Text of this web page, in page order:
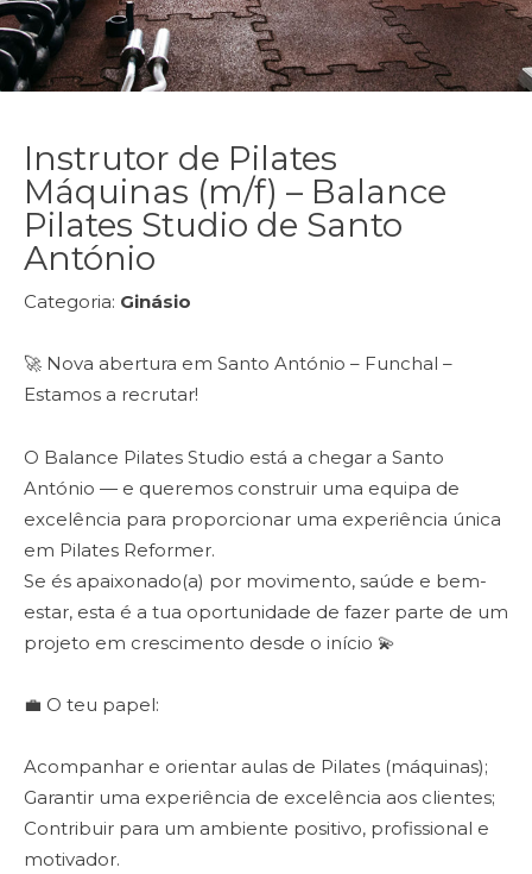
Instrutor de Pilates
Máquinas (m/f) – Balance
Pilates Studio de Santo
António
Categoria: Ginásio
🚀 Nova abertura em Santo António – Funchal –
Estamos a recrutar!
O Balance Pilates Studio está a chegar a Santo
António — e queremos construir uma equipa de
excelência para proporcionar uma experiência única
em Pilates Reformer.
Se és apaixonado(a) por movimento, saúde e bem-
estar, esta é a tua oportunidade de fazer parte de um
projeto em crescimento desde o início 💫
💼 O teu papel:
Acompanhar e orientar aulas de Pilates (máquinas);
Garantir uma experiência de excelência aos clientes;
Contribuir para um ambiente positivo, profissional e
motivador.